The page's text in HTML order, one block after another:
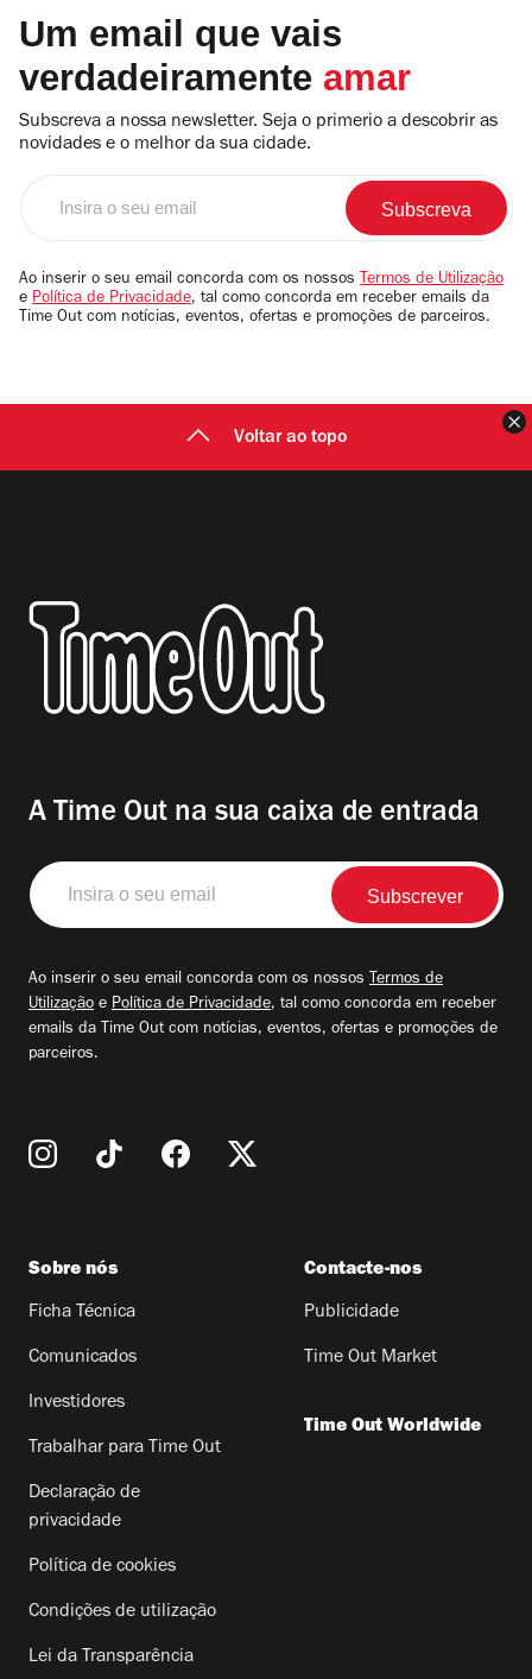
Um email que vais
verdadeiramente amar
Subscreva a nossa newsletter. Seja o primerio a descobrir as
novidades e o melhor da sua cidade.
email
Ao inserir o seu email concorda com os nossos Termos de Utilização
e Política de Privacidade, tal como concorda em receber emails da
Time Out com notícias, eventos, ofertas e promoções de parceiros.
Voltar ao topo
A Time Out na sua caixa de entrada
Insira
o
seu
Ao inserir o seu email concorda com os nossos Termos de
Utilização e Política de Privacidade, tal como concorda em receber
emails da Time Out com notícias, eventos, ofertas e promoções de
parceiros.
Sobre nós
Ficha Técnica
Comunicados
Investidores
Trabalhar para Time Out
Declaração de
privacidade
Política de cookies
Condições de utilização
Lei da Transparência
Contacte-nos
Publicidade
Time Out Market
Time Out Worldwide